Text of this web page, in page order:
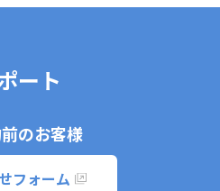
ート
のお客様
フォーム